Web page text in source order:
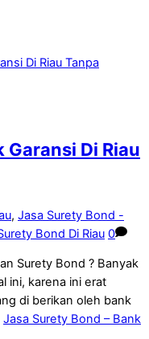
Garansi Di Riau
, Jasa Surety Bond -
Bond Di Riau 0
Surety Bond ? Banyak
ini, karena ini erat
di berikan oleh bank
Jasa Surety Bond – Bank